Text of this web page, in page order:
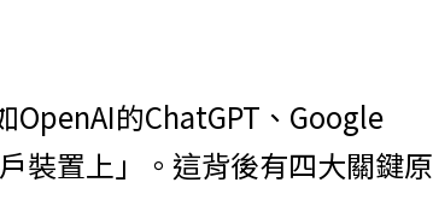
OpenAI的ChatGPT、Google
裝置上」。這背後有四大關鍵原